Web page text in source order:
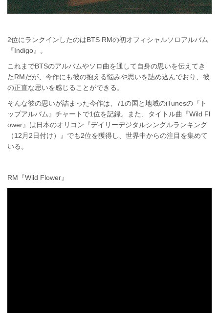
2位にランクインしたのはBTS RMの初オフィシャルソロアルバム
『Indigo』。
これまでBTSのアルバムやソロ曲を通して自身の思いを伝えてき
たRMだが、今作にも彼の抱える悩みや思いを詰め込んでおり、彼
の正直な思いを感じることができる。
そんな彼の思いが詰まった今作は、71の国と地域のiTunesの『ト
ップアルバム』チャートで1位を記録。また、タイトル曲『Wild Fl
ower』は日本のオリコン『デイリーデジタルシングルランキング
（12月2日付け）』でも2位を獲得し、世界中からの注目を集めて
いる。
RM『Wild Flower』